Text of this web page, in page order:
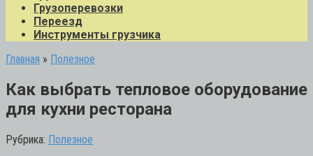
Грузоперевозки
Переезд
Инструменты грузчика
Главная » Полезное
Как выбрать тепловое оборудование
для кухни ресторана
Рубрика: Полезное